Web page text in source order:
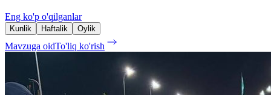
Eng ko'p o'qilganlar
Kunlik Haftalik Oylik
Mavzuga oidTo'liq ko'rish